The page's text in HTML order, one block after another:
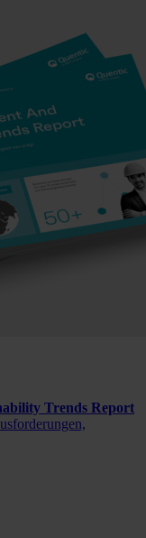
Trends Report